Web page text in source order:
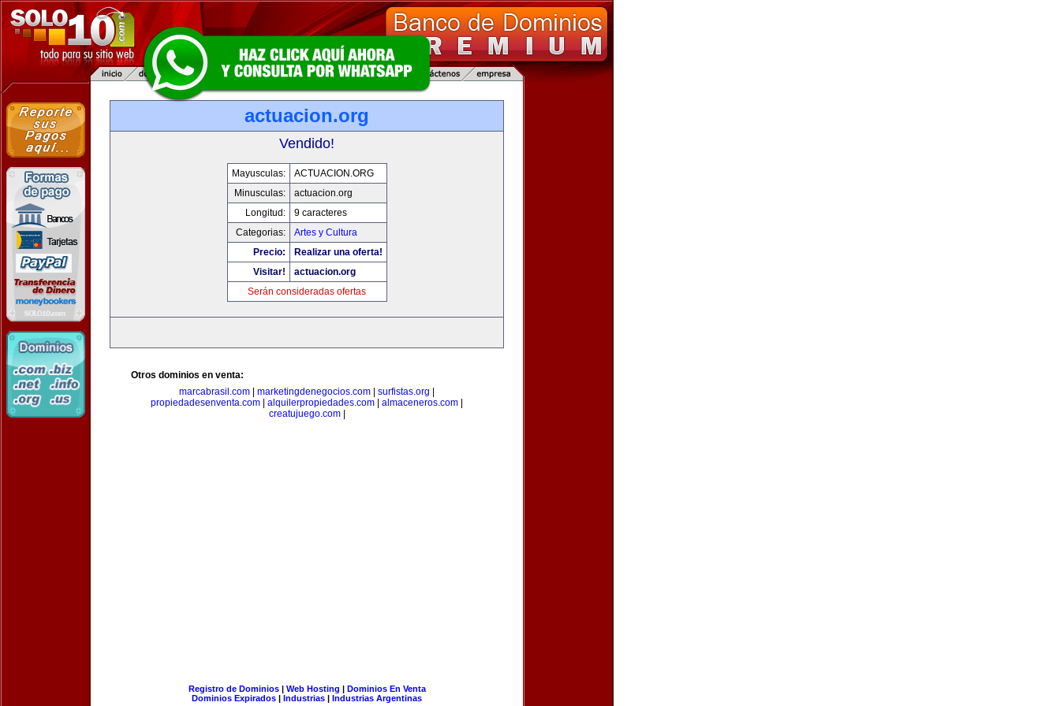
actuacion.org
Vendido!
Mayusculas:
ACTUACION.ORG
Minusculas:
actuacion.org
Longitud:
9 caracteres
Categorias:
Artes y Cultura
Precio:
Realizar una oferta!
Visitar!
actuacion.org
Serán consideradas ofertas
Otros dominios en venta:
marcabrasil.com
marketingdenegocios.com surfistas.org
propiedadesenventa.com
alquilerpropiedades.com almaceneros.com
creatujuego.com|
Registro de Dominios| Web Hosting | Dominios En Venta
Dominios Expirados | Industrias | Industrias Argentinas